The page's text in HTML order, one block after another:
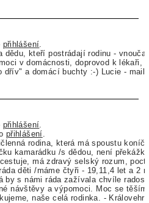
přihlášení
dědu, kteří postrádají rodinu -
v domácnosti, doprovod k lékaři,
a domácí buchty :-) Lucie - mail:
přihlášení
přihlášení
rodina, která má spoustu
kamarádku /s dědou, není
má zdravý selský rozum,
děti /máme čtyři - 19,11,4 let a 2
by s námi ráda zažívala chvíle
návštěvy a výpomoci. Moc se
naše celá rodinka. -